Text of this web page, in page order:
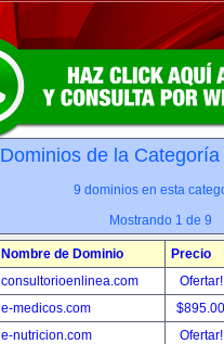
Dominios de la
9 dominios en esta
Mostrando 1 de 9
Nombre de Dominio
Precio
consultorioenlinea.com
e-medicos.com
e-nutricion.com